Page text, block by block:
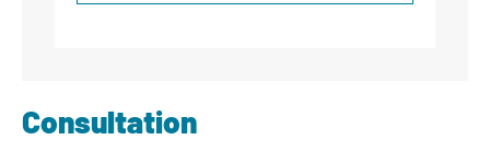
Consultation